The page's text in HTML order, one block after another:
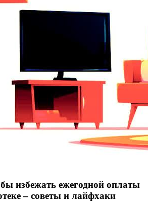
избежать ежегодной оплаты
– советы и лайфхаки